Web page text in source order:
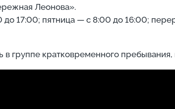
Леонова».
17:00; пятница — с 8:00 до 16:00;
группе кратковременного